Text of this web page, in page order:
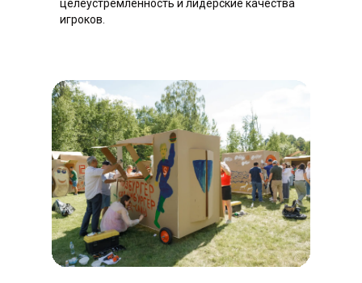
целеустремленность и лидерские качества
игроков.
Вопросы, которые нам задают при